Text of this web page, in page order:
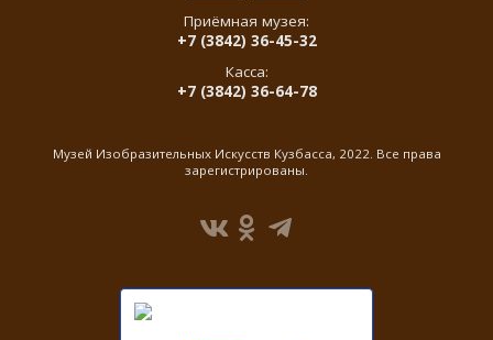
Приёмная музея:
+7 (3842) 36-45-32
Касса:
+7 (3842) 36-64-78
Музей Изобразительных Искусств Кузбасса, 2022. Все права
зарегистрированы.